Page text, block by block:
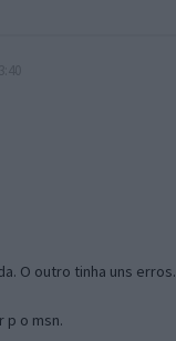
O outro tinha uns erros.
p o msn.